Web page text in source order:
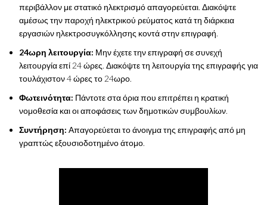
περιβάλλον με στατικό ηλεκτρισμό απαγορεύεται. Διακόψτε
αμέσως την παροχή ηλεκτρικού ρεύματος κατά τη διάρκεια
εργασιών ηλεκτροσυγκόλλησης κοντά στην επιγραφή.
24ωρη λειτουργία: Μην έχετε την επιγραφή σε συνεχή
λειτουργία επί 24 ώρες. Διακόψτε τη λειτουργία της επιγραφής για
τουλάχιστον 4 ώρες το 24ωρο.
Φωτεινότητα: Πάντοτε στα όρια που επιτρέπει η κρατική
νομοθεσία και οι αποφάσεις των δημοτικών συμβουλίων.
Συντήρηση: Απαγορεύεται το άνοιγμα της επιγραφής από μη
γραπτώς εξουσιοδοτημένο άτομο.